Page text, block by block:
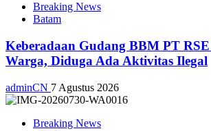
Breaking News
Batam
Keberadaan Gudang BBM PT
Warga, Diduga Ada Aktivitas Ilegal
adminCN 7 Agustus 2026
Breaking News